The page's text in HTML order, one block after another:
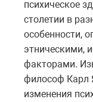
психическое
столетии в
особенности,
этническими,
факторами.
философ Карл
изменения